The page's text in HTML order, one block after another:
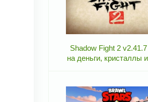
Shadow Fight 2
на деньги, кристаллы